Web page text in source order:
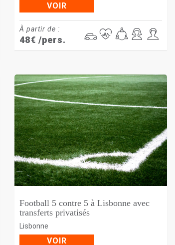
VOIR
À partir de :
48€ /pers.
Football 5 contre 5 à Lisbonne avec
transferts privatisés
Lisbonne
VOIR